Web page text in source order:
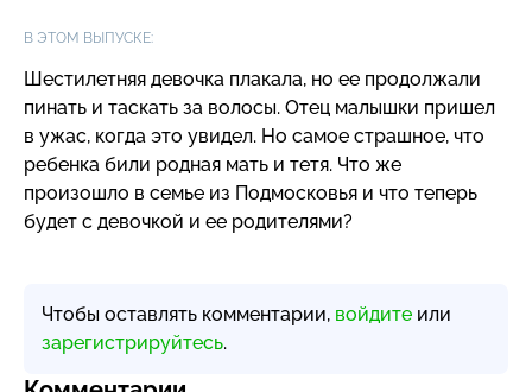
В ЭТОМ ВЫПУСКЕ:
Шестилетняя девочка плакала, но ее продолжали
пинать и таскать за волосы. Отец малышки пришел
в ужас, когда это увидел. Но самое страшное, что
ребенка били родная мать и тетя. Что же
произошло в семье из Подмосковья и что теперь
будет с девочкой и ее родителями?
Чтобы оставлять комментарии, войдите или
зарегистрируйтесь.